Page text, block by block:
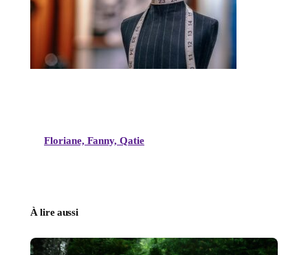
Floriane, Fanny, Qatie
À lire aussi